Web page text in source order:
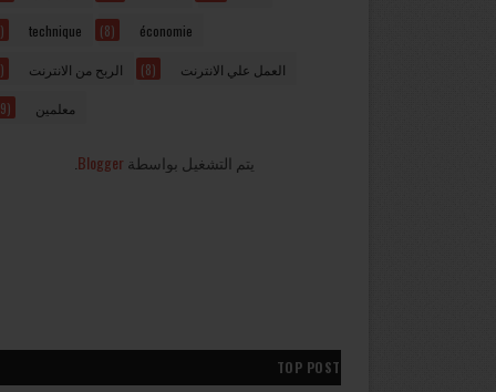
technique économie
(8)
الربح من الانترنت العمل علي الانترنت (8)
معلمين
يتم التشغيل بواسطة Blogger
TOP POST